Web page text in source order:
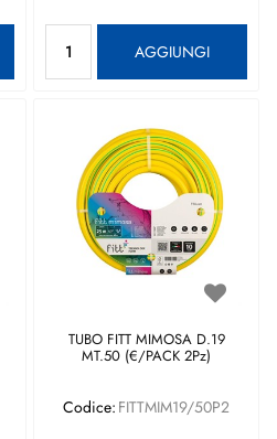
AGGIUNGI
TUBO FITT MIMOSA D.19
MT.50 (€/PACK 2Pz)
Codice: FITTMIM19/50P2